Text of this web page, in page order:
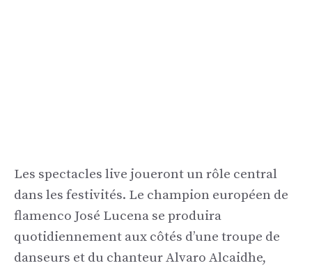
Les spectacles live joueront un rôle central
dans les festivités. Le champion européen de
flamenco José Lucena se produira
quotidiennement aux côtés d’une troupe de
danseurs et du chanteur Alvaro Alcaidhe,